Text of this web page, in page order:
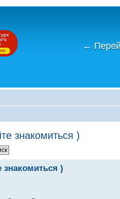
←
знакомиться )
знакомиться )